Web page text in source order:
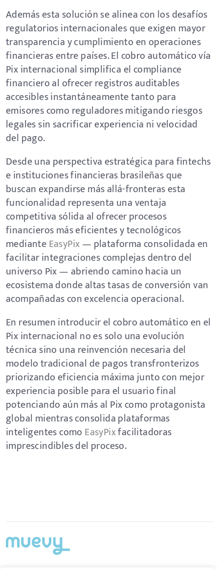
Además esta solución se alinea con los desafíos
regulatorios internacionales que exigen mayor
transparencia y cumplimiento en operaciones
financieras entre países. El cobro automático vía
Pix internacional simplifica el compliance
financiero al ofrecer registros auditables
accesibles instantáneamente tanto para
emisores como reguladores mitigando riesgos
legales sin sacrificar experiencia ni velocidad
del pago.
Desde una perspectiva estratégica para fintechs
e instituciones financieras brasileñas que
buscan expandirse más allá-fronteras esta
funcionalidad representa una ventaja
competitiva sólida al ofrecer procesos
financieros más eficientes y tecnológicos
medianteEasyPix— plataforma consolidada en
facilitar integraciones complejas dentro del
universo Pix — abriendo camino hacia un
ecosistema donde altas tasas de conversión van
acompañadas con excelencia operacional.
En resumen introducir el cobro automático en el
Pix internacional no es solo una evolución
técnica sino una reinvención necesaria del
modelo tradicional de pagos transfronterizos
priorizando eficiencia máxima junto con mejor
experiencia posible para el usuario final
potenciando aún más al Pix como protagonista
global mientras consolida plataformas
inteligentes como EasyPixfacilitadoras
imprescindibles del proceso.